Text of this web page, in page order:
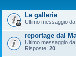
Le gallerie
Ultimo messaggio da
reportage dal
Ultimo messaggio da
Risposte: 20